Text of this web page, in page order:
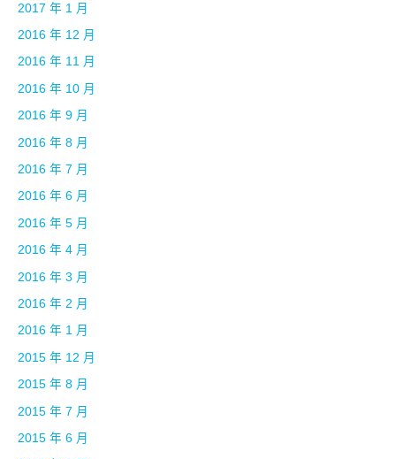
2017 年 1 月
2016 年 12 月
2016 年 11 月
2016 年 10 月
2016 年 9 月
2016 年 8 月
2016 年 7 月
2016 年 6 月
2016 年 5 月
2016 年 4 月
2016 年 3 月
2016 年 2 月
2016 年 1 月
2015 年 12 月
2015 年 8 月
2015 年 7 月
2015 年 6 月